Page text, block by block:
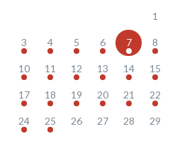
1
3 4 5 6 7 8
10 11 12 13 14 15
17 18 19 20 21 22
24 25 26 27 28 29